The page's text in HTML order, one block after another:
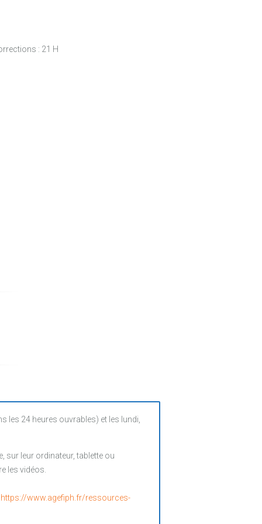
: 21 H
les 24 heures ouvrables) et les lundi,
sur leur ordinateur, tablette ou
les vidéos.
https://www.agefiph.fr/ressources-